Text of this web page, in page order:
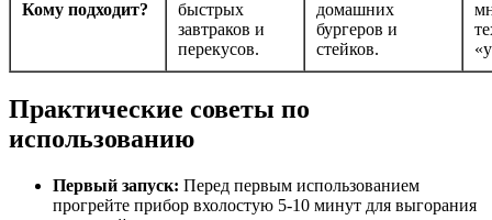
Кому подходит?
быстрых
завтраков и
перекусов.
домашних
бургеров и
стейков.
Практические советы по
использованию
Первый запуск: Перед первым использованием
прогрейте прибор вхолостую 5-10 минут для выгорания